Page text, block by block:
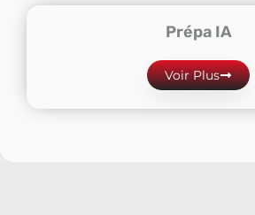
Prépa IA
Voir Plus